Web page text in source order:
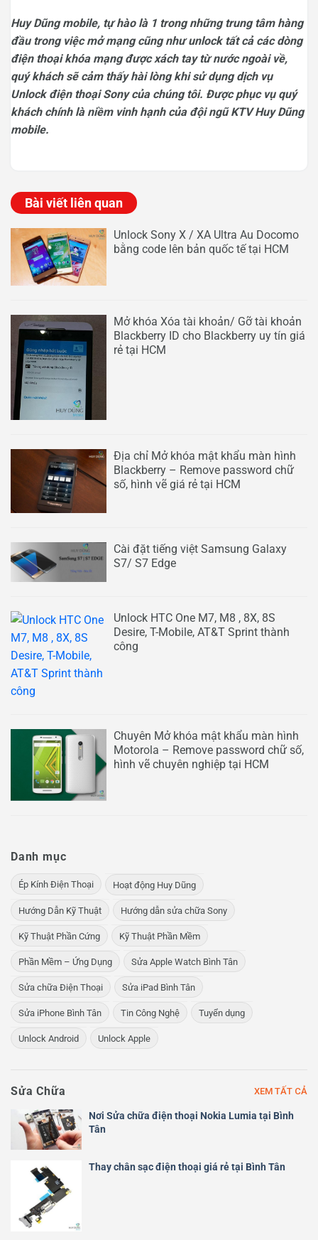
Huy Dũng mobile, tự hào là 1 trong những trung tâm hàng
đầu trong việc mở mạng cũng như unlock tất cả các dòng
điện thoại khóa mạng được xách tay từ nước ngoài về,
quý khách sẽ cảm thấy hài lòng khi sử dụng dịch vụ
Unlock điện thoại Sony của chúng tôi. Được phục vụ quý
khách chính là niềm vinh hạnh của đội ngũ KTV Huy Dũng
mobile.
Bài viết liên quan
Unlock Sony X / XA Ultra Au Docomo
bằng code lên bản quốc tế tại HCM
Mở khóa Xóa tài khoản/ Gỡ tài khoản
Blackberry ID cho Blackberry uy tín giá
rẻ tại HCM
Địa chỉ Mở khóa mật khẩu màn hình
Blackberry – Remove password chữ
số, hình vẽ giá rẻ tại HCM
Cài đặt tiếng việt Samsung Galaxy
S7/ S7 Edge
Unlock HTC One M7, M8 , 8X, 8S
Desire, T-Mobile, AT&T Sprint thành
công
Chuyên Mở khóa mật khẩu màn hình
Motorola – Remove password chữ số,
hình vẽ chuyên nghiệp tại HCM
Danh mục
Ép Kính Điện Thoại Hoạt động Huy Dũng
Hướng Dẫn Kỹ Thuật Hướng dẫn sửa chữa Sony
Kỹ Thuật Phần Cứng Kỹ Thuật Phần Mềm
Phần Mềm – Ứng Dụng Sửa Apple Watch Bình Tân
Sửa chữa Điện Thoại Sửa iPad Bình Tân
Sửa iPhone Bình Tân Tin Công Nghệ Tuyển dụng
Unlock Android Unlock Apple
Sửa Chữa XEM TẤT CẢ
Nơi Sửa chữa điện thoại Nokia Lumia tại Bình
Tân
Thay chân sạc điện thoại giá rẻ tại Bình Tân